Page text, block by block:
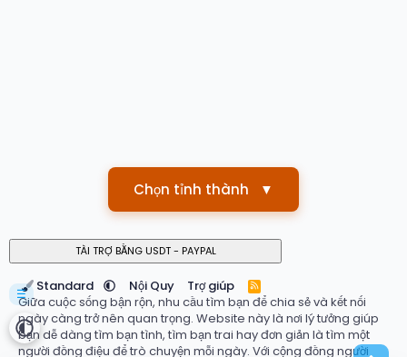
Chọn tỉnh thành ▼
Standard Nội Quy Trợ giúp
R
S
S
Giữa cuộc sống bận rộn, nhu cầu tìm bạn để chia sẻ và kết nối
ngày càng trở nên quan trọng. Website này là nơi lý tưởng giúp
bạn dễ dàng tìm bạn tình, tìm bạn trai hay đơn giản là tìm một
người đồng điệu để trò chuyện mỗi ngày. Với cộng đồng người
☰